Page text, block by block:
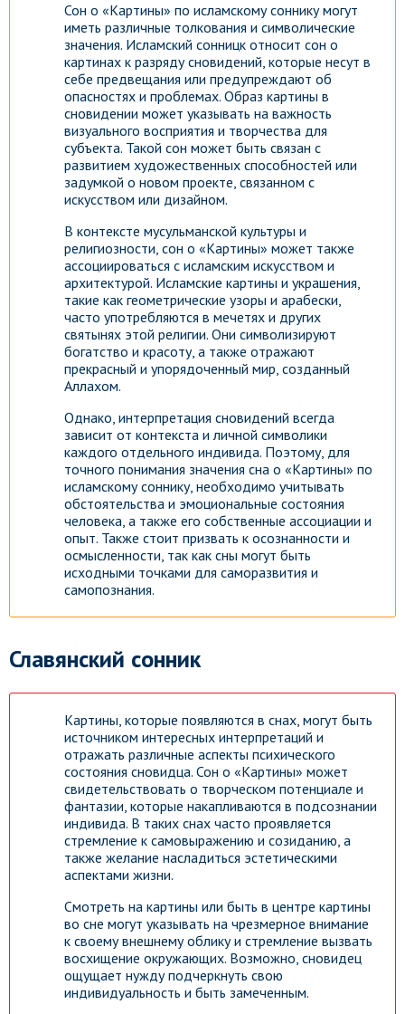
Сон о «Картины» по исламскому соннику могут
иметь различные толкования и символические
значения. Исламский сонницк относит сон о
картинах к разряду сновидений, которые несут в
себе предвещания или предупреждают об
опасностях и проблемах. Образ картины в
сновидении может указывать на важность
визуального восприятия и творчества для
субъекта. Такой сон может быть связан с
развитием художественных способностей или
задумкой о новом проекте, связанном с
искусством или дизайном.
В контексте мусульманской культуры и
религиозности, сон о «Картины» может также
ассоциироваться с исламским искусством и
архитектурой. Исламские картины и украшения,
такие как геометрические узоры и арабески,
часто употребляются в мечетях и других
святынях этой религии. Они символизируют
богатство и красоту, а также отражают
прекрасный и упорядоченный мир, созданный
Аллахом.
Однако, интерпретация сновидений всегда
зависит от контекста и личной символики
каждого отдельного индивида. Поэтому, для
точного понимания значения сна о «Картины» по
исламскому соннику, необходимо учитывать
обстоятельства и эмоциональные состояния
человека, а также его собственные ассоциации и
опыт. Также стоит призвать к осознанности и
осмысленности, так как сны могут быть
исходными точками для саморазвития и
самопознания.
Славянский сонник
Картины, которые появляются в снах, могут быть
источником интересных интерпретаций и
отражать различные аспекты психического
состояния сновидца. Сон о «Картины» может
свидетельствовать о творческом потенциале и
фантазии, которые накапливаются в подсознании
индивида. В таких снах часто проявляется
стремление к самовыражению и созиданию, а
также желание насладиться эстетическими
аспектами жизни.
Смотреть на картины или быть в центре картины
во сне могут указывать на чрезмерное внимание
к своему внешнему облику и стремление вызвать
восхищение окружающих. Возможно, сновидец
ощущает нужду подчеркнуть свою
индивидуальность и быть замеченным.